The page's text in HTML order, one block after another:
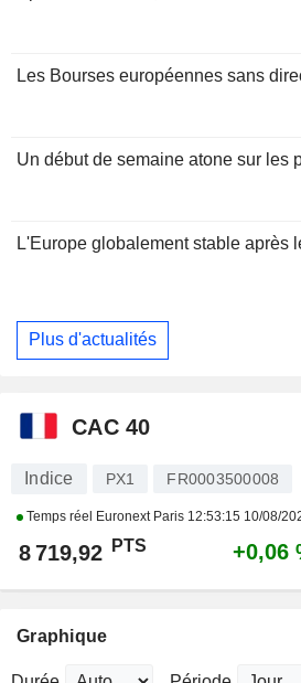
Les Bourses européennes sans
Un début de semaine atone sur les
L'Europe globalement stable après
Plus d'actualités
CAC 40
Indice PX1 FR0003500008
Temps réel Euronext Paris 12:53:15 10/08/
8 719,92 PTS +0,06
Graphique